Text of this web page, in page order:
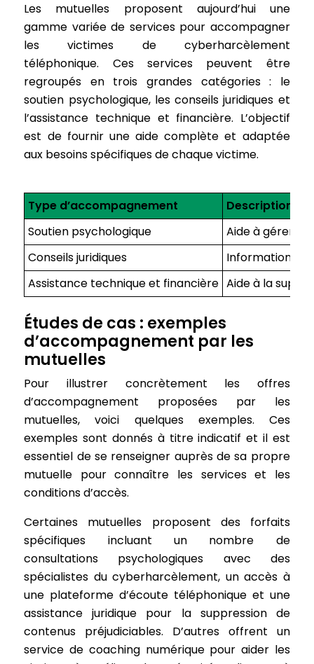
Les mutuelles proposent aujourd’hui une
gamme variée de services pour accompagner
les victimes de cyberharcèlement
téléphonique. Ces services peuvent être
regroupés en trois grandes catégories : le
soutien psychologique, les conseils juridiques et
l’assistance technique et financière. L’objectif
est de fournir une aide complète et adaptée
aux besoins spécifiques de chaque victime.
Type d’accompagnement
Description
Soutien psychologique
Aide à gérer le
Conseils juridiques
Information
Assistance technique et financière Aide à la
Études de cas : exemples
d’accompagnement par les
mutuelles
Pour illustrer concrètement les offres
d’accompagnement proposées par les
mutuelles, voici quelques exemples. Ces
exemples sont donnés à titre indicatif et il est
essentiel de se renseigner auprès de sa propre
mutuelle pour connaître les services et les
conditions d’accès.
Certaines mutuelles proposent des forfaits
spécifiques incluant un nombre de
consultations psychologiques avec des
spécialistes du cyberharcèlement, un accès à
une plateforme d’écoute téléphonique et une
assistance juridique pour la suppression de
contenus préjudiciables. D’autres offrent un
service de coaching numérique pour aider les